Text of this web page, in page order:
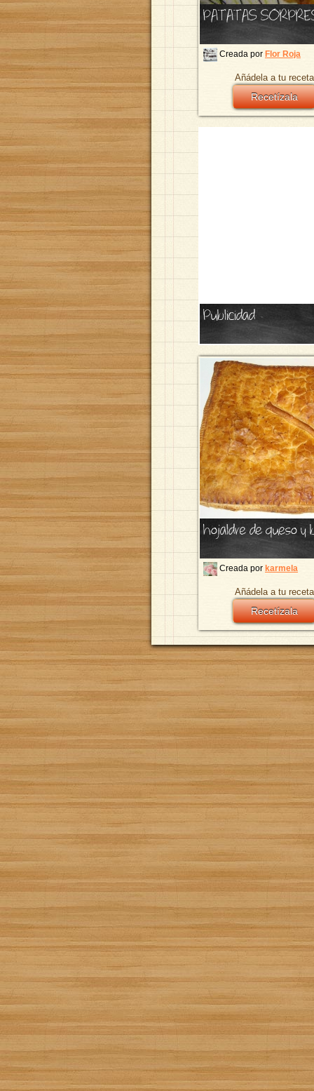
PATATAS
Creada por Flor Roja
Añádela a tu
Recetízala
Publicidad
hojaldre de queso y
Creada por karmela
Añádela a tu
Recetízala